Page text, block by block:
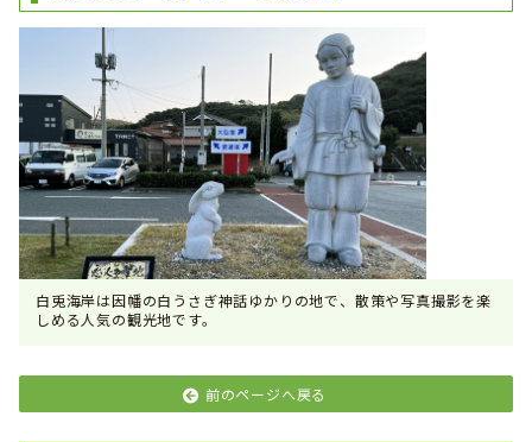
白兎海岸は因幡の白うさぎ神話ゆかりの地で、散策や写真撮影を楽
しめる人気の観光地です。
前のページへ戻る